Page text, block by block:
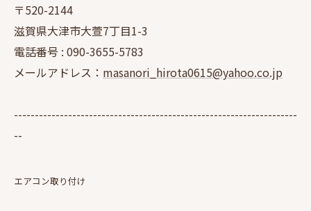
〒520-2144
滋賀県大津市大萱7丁目1-3
電話番号 : 090-3655-5783
メールアドレス： masanori_hirota0615@yahoo.co.jp
--------------------------------------------------------------------
--
エアコン取り付け